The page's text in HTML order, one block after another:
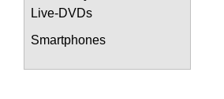
Live-DVDs
Smartphones